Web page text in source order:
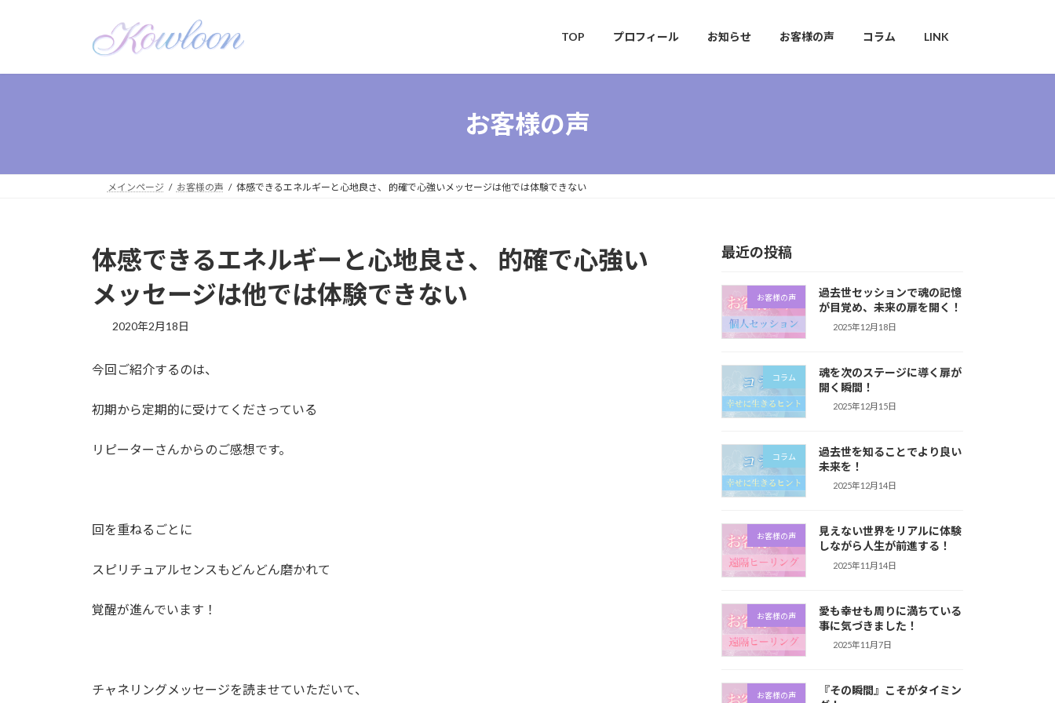
TOP プロフィール お知らせ お客様の声 コラム LINK
お客様の声
メインページ お客様の声 体感できるエネルギーと心地良さ、 的確で心強いメッセージは他では体験できない
体感できるエネルギーと心地良さ、 的確で心強い
メッセージは他では体験できない
2020年2月18日
今回ご紹介するのは、
初期から定期的に受けてくださっている
リピーターさんからのご感想です。
回を重ねるごとに
スピリチュアルセンスもどんどん磨かれて
覚醒が進んでいます！
チャネリングメッセージを読ませていただいて、
最近の投稿
お客様の声
過去世セッションで魂の記憶
が目覚め、未来の扉を開く！
2025年12月18日
コラム
魂を次のステージに導く扉が
開く瞬間！
2025年12月15日
コラム
過去世を知ることでより良い
未来を！
2025年12月14日
お客様の声
見えない世界をリアルに体験
しながら人生が前進する！
2025年11月14日
お客様の声
愛も幸せも周りに満ちている
事に気づきました！
2025年11月7日
お客様の声
『その瞬間』こそがタイミン